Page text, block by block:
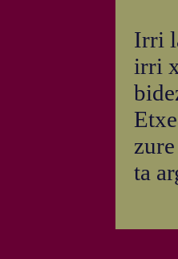
Irri
irri
ta